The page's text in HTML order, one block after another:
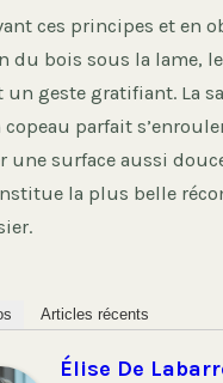
ces principes et en
du bois sous la lame,
un geste gratifiant. La
parfait
une surface aussi
la plus belle
Articles récents
Élise De